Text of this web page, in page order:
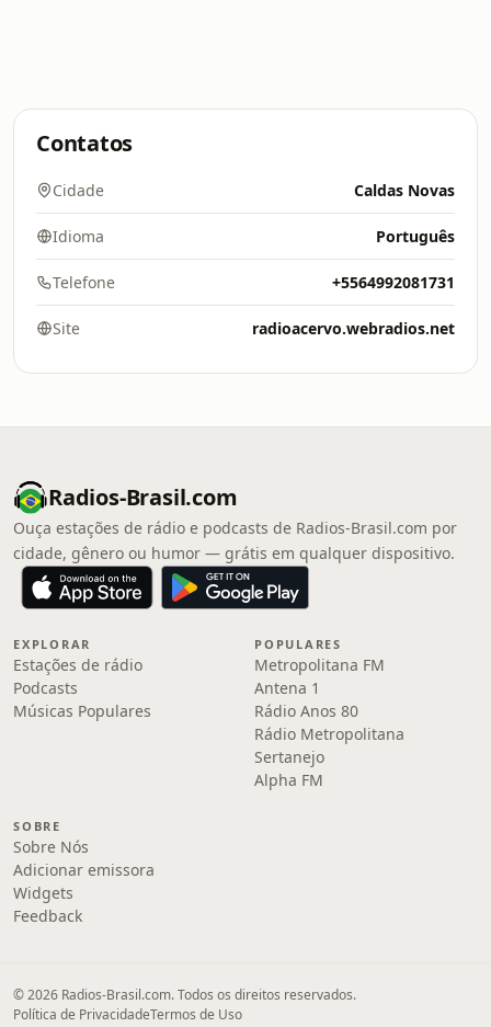
Contatos
Cidade Caldas Novas
Idioma Português
Telefone +5564992081731
Site radioacervo.webradios.net
Radios-Brasil.com
Ouça estações de rádio e podcasts de Radios-Brasil.com por
cidade, gênero ou humor — grátis em qualquer dispositivo.
EXPLORAR
Estações de rádio
Podcasts
Músicas Populares
POPULARES
Metropolitana FM
Antena 1
Rádio Anos 80
Rádio Metropolitana
Sertanejo
Alpha FM
SOBRE
Sobre Nós
Adicionar emissora
Widgets
Feedback
© 2026 Radios-Brasil.com. Todos os direitos reservados.
Política de PrivacidadeTermos de Uso